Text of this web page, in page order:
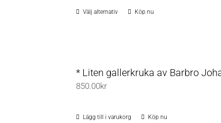
Välj alternativ
Den
flera
Köp nu
* Liten gallerkruka av Barbro
850.00kr
Lägg till i varukorg Köp nu